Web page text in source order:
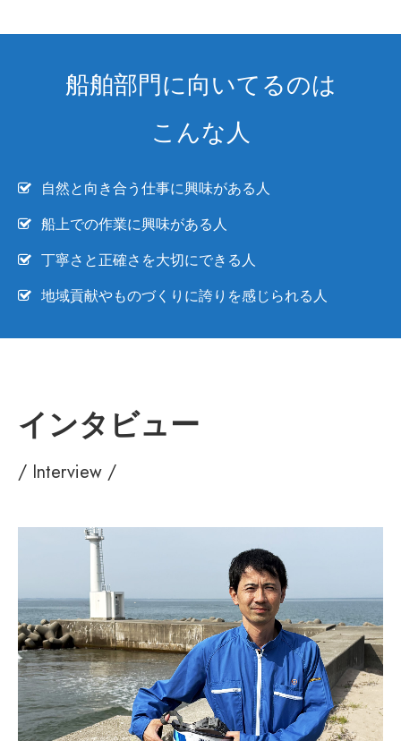
船舶部門に向いてるのは
こんな人
自然と向き合う仕事に興味がある人
船上での作業に興味がある人
丁寧さと正確さを大切にできる人
地域貢献やものづくりに誇りを感じられる人
インタビュー
/ Interview /